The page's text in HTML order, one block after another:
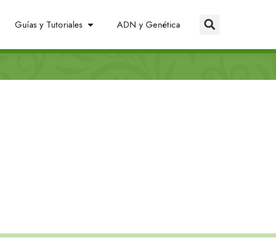
Guías y Tutoriales ADN y Genética